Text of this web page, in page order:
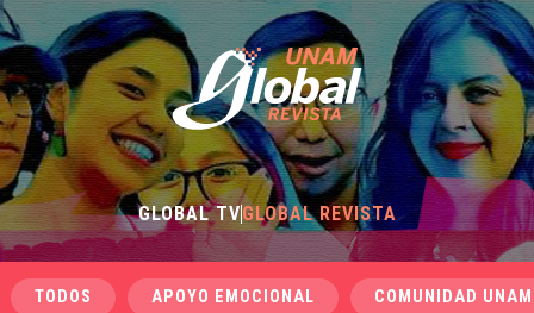
GLOBAL TVGLOBAL REVISTA
TODOS APOYO EMOCIONAL COMUNIDAD UNAM